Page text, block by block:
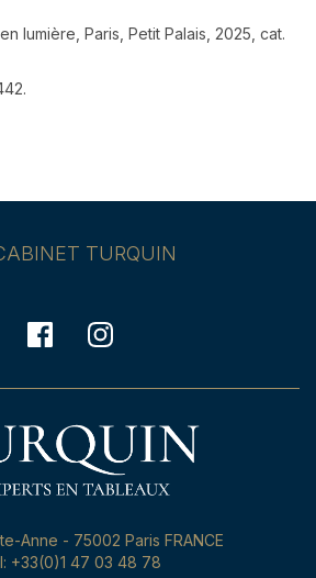
lumière, Paris, Petit Palais, 2025, cat.
TURQUIN
Anne - 75002 Paris FRANCE
+33(0)1 47 03 48 78